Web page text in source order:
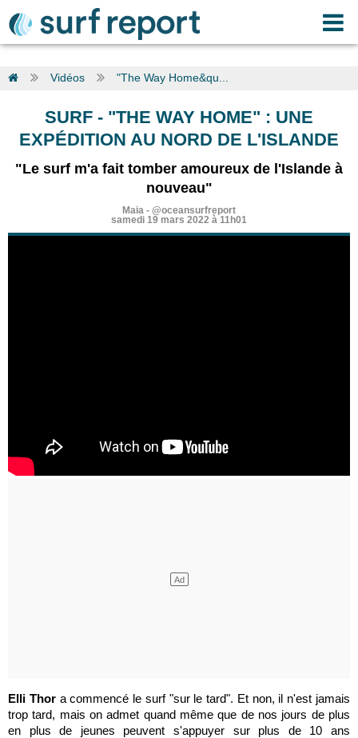
Vidéos "The Way Home&qu...
SURF - "THE WAY HOME" : UNE
EXPÉDITION AU NORD DE L'ISLANDE
"Le surf m'a fait tomber amoureux de l'Islande à
nouveau"
Maia - @oceansurfreport
samedi 19 mars 2022 à 11h01
Elli Thora commencé le surf "sur le tard". Et non, il n'est jamais
trop tard, mais on admet quand même que de nos jours de plus
en plus de jeunes peuvent s'appuyer sur plus de 10 ans